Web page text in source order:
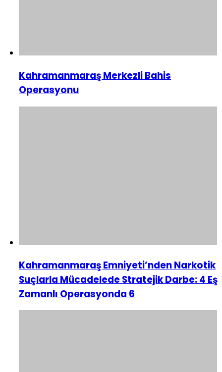
Kahramanmaraş Merkezli Bahis
Operasyonu
Kahramanmaraş Emniyeti’nden Narkotik
Suçlarla Mücadelede Stratejik Darbe: 4 Eş
Zamanlı Operasyonda 6